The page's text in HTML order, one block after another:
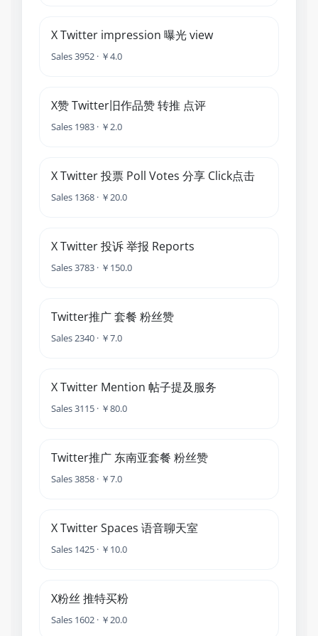
X Twitter impression 曝光 view
Sales 3952 · ￥4.0
X赞 Twitter旧作品赞 转推 点评
Sales 1983 · ￥2.0
X Twitter 投票 Poll Votes 分享 Click点击
Sales 1368 · ￥20.0
X Twitter 投诉 举报 Reports
Sales 3783 · ￥150.0
Twitter推广 套餐 粉丝赞
Sales 2340 · ￥7.0
X Twitter Mention 帖子提及服务
Sales 3115 · ￥80.0
Twitter推广 东南亚套餐 粉丝赞
Sales 3858 · ￥7.0
X Twitter Spaces 语音聊天室
Sales 1425 · ￥10.0
X粉丝 推特买粉
Sales 1602 · ￥20.0